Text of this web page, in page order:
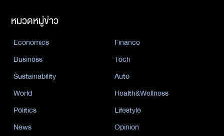
หมวดหมู่ข่าว
Economics
Finance
Business
Tech
Sustainability
Auto
World
Health&Wellness
Politics
Lifestyle
News
Opinion